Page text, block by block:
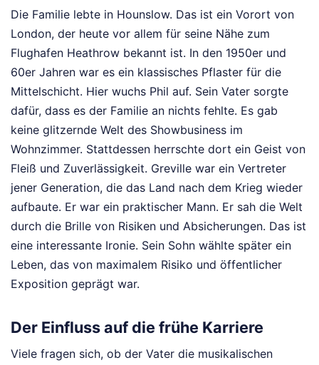
Die Familie lebte in Hounslow. Das ist ein Vorort von
London, der heute vor allem für seine Nähe zum
Flughafen Heathrow bekannt ist. In den 1950er und
60er Jahren war es ein klassisches Pflaster für die
Mittelschicht. Hier wuchs Phil auf. Sein Vater sorgte
dafür, dass es der Familie an nichts fehlte. Es gab
keine glitzernde Welt des Showbusiness im
Wohnzimmer. Stattdessen herrschte dort ein Geist von
Fleiß und Zuverlässigkeit. Greville war ein Vertreter
jener Generation, die das Land nach dem Krieg wieder
aufbaute. Er war ein praktischer Mann. Er sah die Welt
durch die Brille von Risiken und Absicherungen. Das ist
eine interessante Ironie. Sein Sohn wählte später ein
Leben, das von maximalem Risiko und öffentlicher
Exposition geprägt war.
Der Einfluss auf die frühe Karriere
Viele fragen sich, ob der Vater die musikalischen